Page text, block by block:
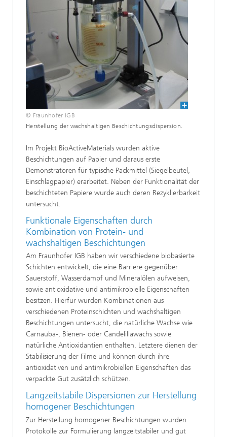
© Fraunhofer IGB
Herstellung der wachshaltigen Beschichtungsdispersion.
Im Projekt BioActiveMaterials wurden aktive
Beschichtungen auf Papier und daraus erste
Demonstratoren für typische Packmittel (Siegelbeutel,
Einschlagpapier) erarbeitet. Neben der Funktionalität der
beschichteten Papiere wurde auch deren Rezyklierbarkeit
untersucht.
Funktionale Eigenschaften durch
Kombination von Protein- und
wachshaltigen Beschichtungen
Am Fraunhofer IGB haben wir verschiedene biobasierte
Schichten entwickelt, die eine Barriere gegenüber
Sauerstoff, Wasserdampf und Mineralölen aufweisen,
sowie antioxidative und antimikrobielle Eigenschaften
besitzen. Hierfür wurden Kombinationen aus
verschiedenen Proteinschichten und wachshaltigen
Beschichtungen untersucht, die natürliche Wachse wie
Carnauba-, Bienen- oder Candelillawachs sowie
natürliche Antioxidantien enthalten. Letztere dienen der
Stabilisierung der Filme und können durch ihre
antioxidativen und antimikrobiellen Eigenschaften das
verpackte Gut zusätzlich schützen.
Langzeitstabile Dispersionen zur Herstellung
homogener Beschichtungen
Zur Herstellung homogener Beschichtungen wurden
Protokolle zur Formulierung langzeitstabiler und gut